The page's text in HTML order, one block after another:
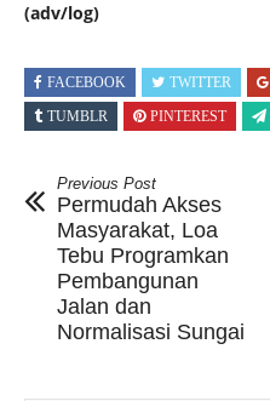
(adv/log)
FACEBOOK TWITTER
TUMBLR
PINTEREST
Previous Post
Permudah Akses
Masyarakat, Loa
Tebu Programkan
Pembangunan
Jalan dan
Normalisasi Sungai